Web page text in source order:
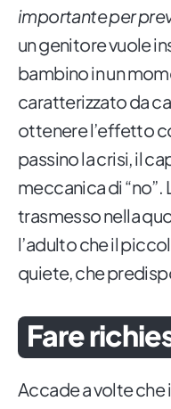
importante per
un genitore vuole
bambino in un
caratterizzato da
ottenere l’effetto
passino la crisi, il
meccanica di “no”.
trasmesso nella
l’adulto che il
quiete, che
Fare
Accade a volte che